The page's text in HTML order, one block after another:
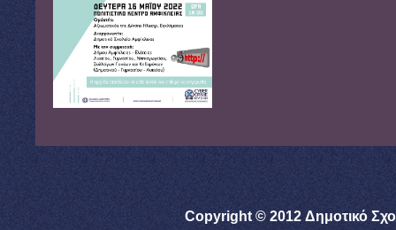
Copyright © 2012 Δημοτικό